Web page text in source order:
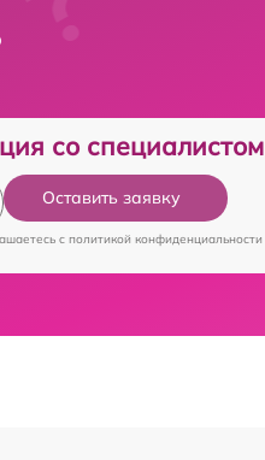
со специалистом
Оставить заявку
c политикой конфиденциальности